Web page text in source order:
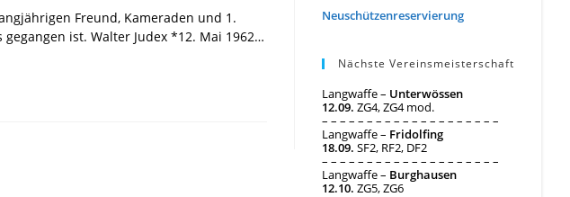
Freund, Kameraden und 1.
ist. Walter Judex *12. Mai 1962…
Neuschützenreservierung
Nächste Vereinsmeisterschaft
Langwaffe – Unterwössen
12.09. ZG4, ZG4 mod.
– – – – – – – – – – – – – – – – – – – –
Langwaffe – Fridolfing
18.09. SF2, RF2, DF2
– – – – – – – – – – – – – – – – – – – –
Langwaffe – Burghausen
12.10. ZG5, ZG6